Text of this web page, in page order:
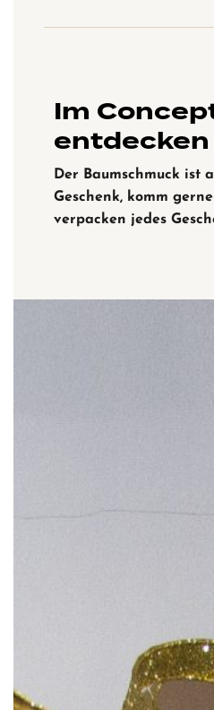
Im
entdecken
Der Baumschmuck ist
Geschenk, komm
verpacken jedes